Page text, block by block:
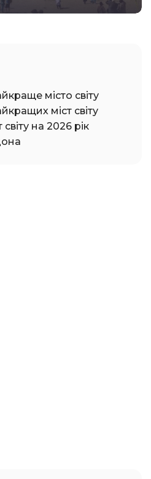
місто світу
міст світу
на 2026 рік